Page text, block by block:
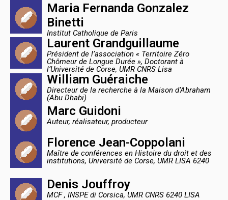
Maria Fernanda Gonzalez
Binetti
Institut Catholique de Paris
Laurent Grandguillaume
Président de l’association « Territoire Zéro
Chômeur de Longue Durée », Doctorant à
l’Université de Corse, UMR CNRS Lisa
William Guéraiche
Directeur de la recherche à la Maison d’Abraham
(Abu Dhabi)
Marc Guidoni
Auteur, réalisateur, producteur
Florence Jean-Coppolani
Maître de conférences en Histoire du droit et des
institutions, Université de Corse, UMR LISA 6240
Denis Jouffroy
MCF , INSPE di Corsica, UMR CNRS 6240 LISA